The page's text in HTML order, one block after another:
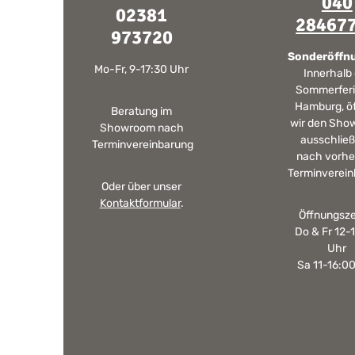
werden von Möbeltischlern von Hand aufgebracht.
Individuelle Abweichungen in den Möbel die in der gleichen
Oberflächenart erstellt wurden sind daher die Regel und
gewünscht. Dadurch werden die Möbel einzigartig. Mehr
Informationen Bitte beachten Sie, aufgrund der
unterschiedlichen Bildschirmeinstellungen kann es dazu
kommen, dass die Farbe des Produktes nicht authentisch
wiedergegeben wird. Ihre Fragen zu diesem Artikel
beantworten wir Ihnen gerne telefonisch unter +49 2381
97372-0, per E-Mail an shop@landlord-living.de oder nach
Terminabsprache persönlich in unserem Showroom.
02381
973720
Mo-Fr, 9-17:30 Uhr
Beratung im
Showroom nach
Terminvereinbarung
Oder über unser
Kontaktformular.
Innerhalb
Hamburg,
wir den
nach
Do & Fr 12-
Uhr
Sa 11-